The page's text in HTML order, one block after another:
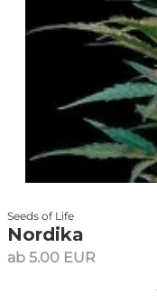
Seeds of Life
Nordika
ab 5.00 EUR